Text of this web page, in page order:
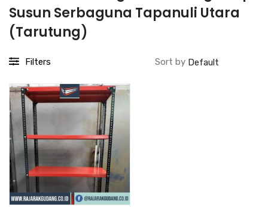
Susun Serbaguna Tapanuli Utara
(Tarutung)
Filters Sort by